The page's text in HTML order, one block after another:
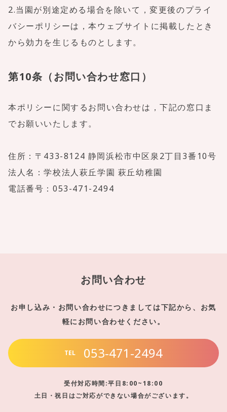
2.当園が別途定める場合を除いて，変更後のプライ
バシーポリシーは，本ウェブサイトに掲載したとき
から効力を生じるものとします。
第10条（お問い合わせ窓口）
本ポリシーに関するお問い合わせは，下記の窓口ま
でお願いいたします。
住所：〒433-8124 静岡浜松市中区泉2丁目3番10号
法人名：学校法人萩丘学園 萩丘幼稚園
電話番号：053-471-2494
お問い合わせ
お申し込み・お問い合わせにつきましては下記から、お気
軽にお問い合わせください。
TEL 053-471-2494
受付対応時間:平日8:00~18:00
土日・祝日はご対応ができない場合がございます。